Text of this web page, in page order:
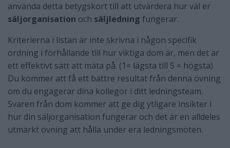
använda detta betygskort till att utvärdera hur väl er
säljorganisation och säljledning fungerar.
Kriterierna i listan är inte skrivna i någon specifik
ordning i förhållande till hur viktiga dom är, men det är
ett effektivt sätt att mäta på. (1= lägsta till 5 = högsta)
Du kommer att få ett bättre resultat från denna övning
om du engagerar dina kollegor i ditt ledningsteam.
Svaren från dom kommer att ge dig ytligare insikter i
hur din säljorganisation fungerar och det är en alldeles
utmärkt övning att hålla under era ledningsmöten.